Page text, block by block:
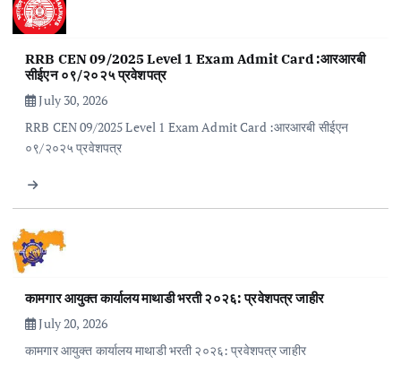
RRB CEN 09/2025 Level 1 Exam Admit Card :आरआरबी
सीईएन ०९/२०२५ प्रवेशपत्र
July 30, 2026
RRB CEN 09/2025 Level 1 Exam Admit Card :आरआरबी सीईएन
०९/२०२५ प्रवेशपत्र
कामगार आयुक्त कार्यालय माथाडी भरती २०२६: प्रवेशपत्र जाहीर
July 20, 2026
कामगार आयुक्त कार्यालय माथाडी भरती २०२६: प्रवेशपत्र जाहीर